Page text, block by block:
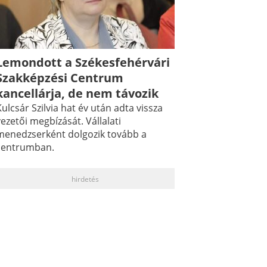
a Székesfehérvári
Centrum
de nem távozik
Szilvia hat év után adta vissza
megbízását. Vállalati
dolgozik tovább a
hirdetés